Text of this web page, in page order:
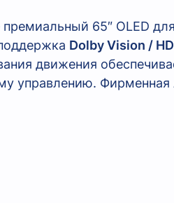
65″ OLED
Dolby Vision /
движения
управлению. Фирменная